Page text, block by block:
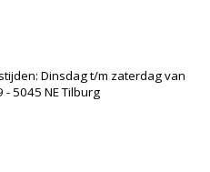
Dinsdag t/m zaterdag van
5045 NE Tilburg